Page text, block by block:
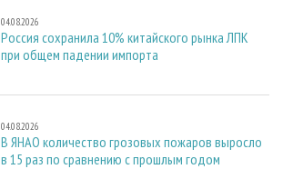
04.08.2026
Россия сохранила 10% китайского рынка ЛПК
при общем падении импорта
04.08.2026
В ЯНАО количество грозовых пожаров выросло
в 15 раз по сравнению с прошлым годом